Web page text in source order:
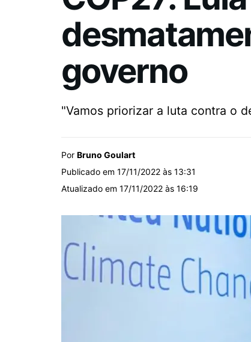
governo
"Vamos priorizar a luta contra o
Por Bruno Goulart
Publicado em 17/11/2022 às 13:31
Atualizado em 17/11/2022 às 16:19